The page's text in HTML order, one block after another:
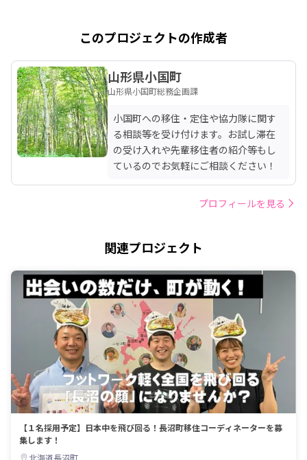
このプロジェクトの作成者
山形県小国町
山形県小国町総務企画課
小国町への移住・定住や協力隊に関す
る相談等を受け付けます。お試し滞在
の受け入れや先輩移住者の紹介等もし
ているのでお気軽にご相談ください！
プロフィールを見る
関連プロジェクト
【１名採用予定】日本中を飛び回る！長沼町移住コーディネーターを募
集します！
北海道長沼町